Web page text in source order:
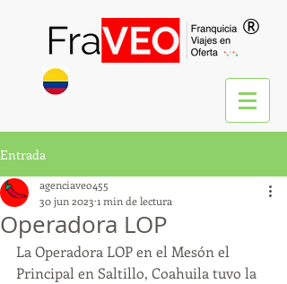
®
Entrada
Operadora LOP
agenciaveo455
30 jun 2023 1 min de lectura
La Operadora LOP en el Mesón el
Principal en Saltillo, Coahuila tuvo la